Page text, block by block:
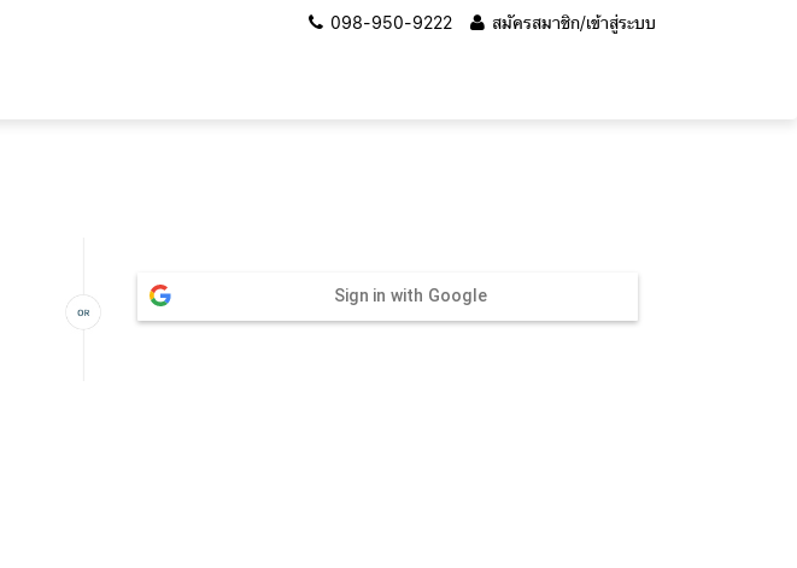
098-950-9222 สมัครสมาชิก/เข้าสู่ระบบ
Sign in with Google